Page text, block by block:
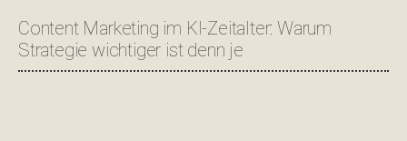
Content Marketing im KI-Zeitalter: Warum
Strategie wichtiger ist denn je